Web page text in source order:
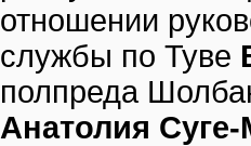
отношении
службы по Туве
полпреда
Анатолия